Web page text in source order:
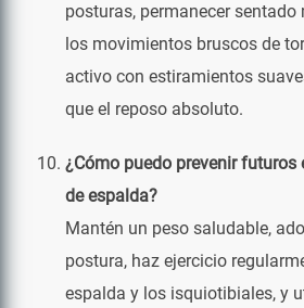
posturas, permanecer
los movimientos bruscos de
activo con estiramientos
que el reposo absoluto.
¿Cómo puedo prevenir futuros
de espalda?
Mantén un peso saludable,
postura, haz ejercicio
espalda y los isquiotibiales, y